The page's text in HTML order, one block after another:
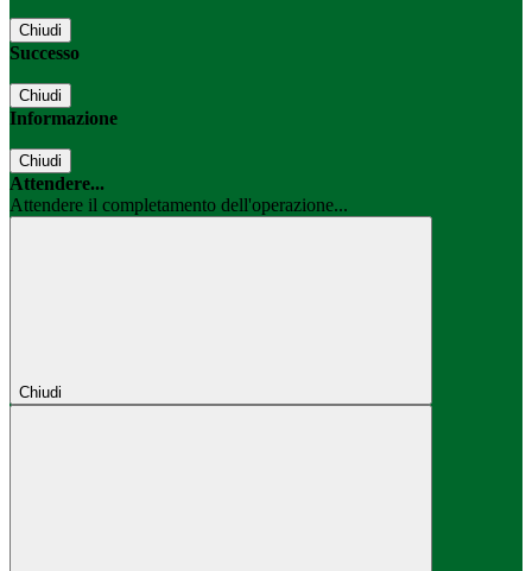
Chiudi
Successo
Chiudi
Informazione
Chiudi
Attendere...
Attendere il completamento dell'operazione...
Chiudi